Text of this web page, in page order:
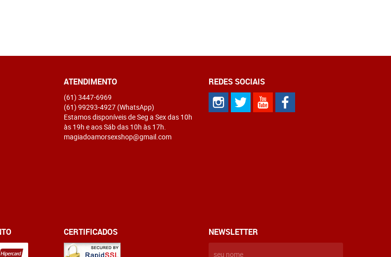
ATENDIMENTO
(61) 3447-6969
(61) 99293-4927 (WhatsApp)
Estamos disponíveis de Seg a Sex das 10h
às 19h e aos Sáb das 10h às 17h.
magiadoamorsexshop@gmail.com
REDES SOCIAIS
CERTIFICADOS NEWSLETTER